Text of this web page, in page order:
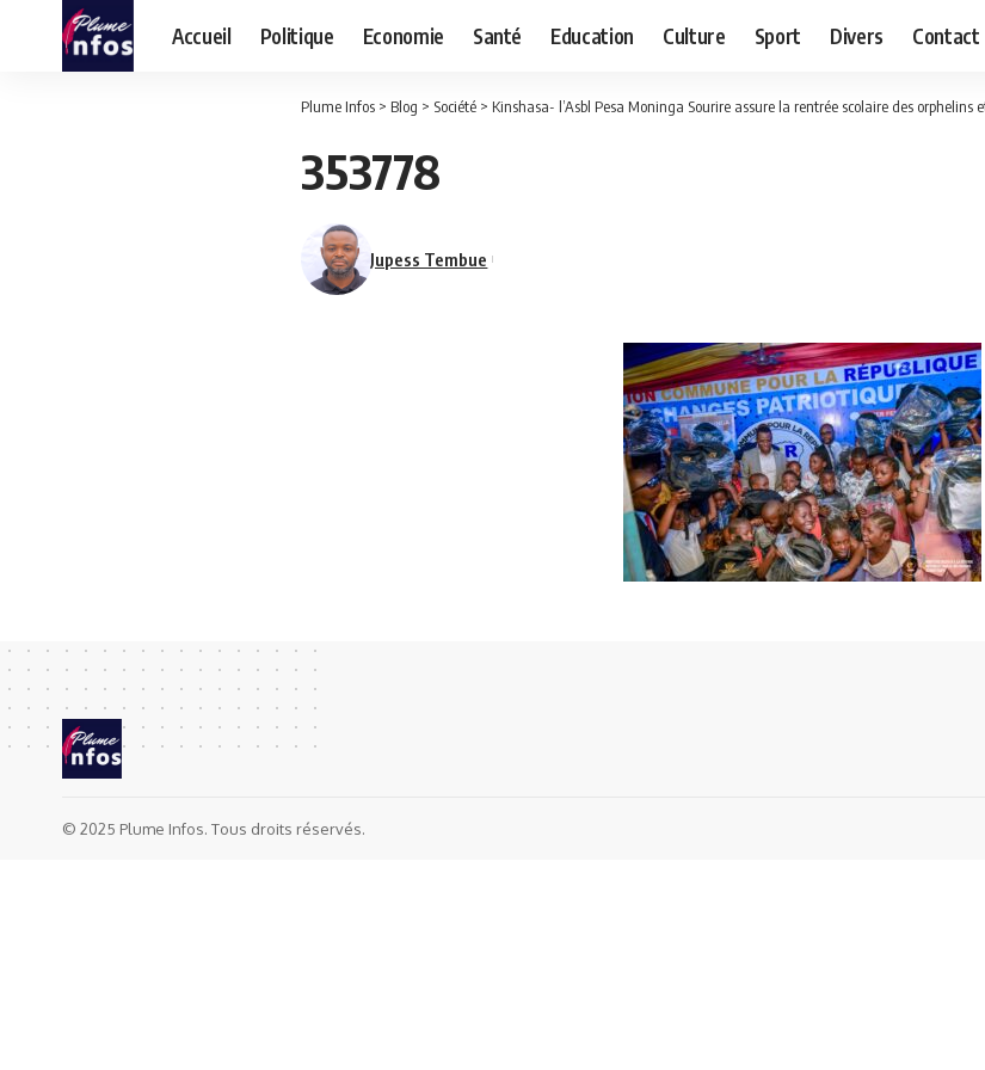
Accueil Politique Economie Santé Education Culture Sport Divers Contact
Plume Infos > Blog > Société > Kinshasa- l’Asbl Pesa Moninga Sourire assure la rentrée scolaire des
353778
Jupess Tembue
© 2025 Plume Infos. Tous droits réservés.